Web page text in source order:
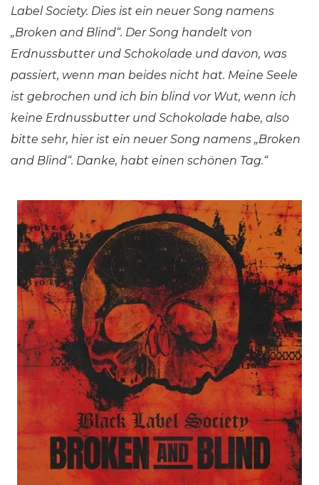
Label Society. Dies ist ein neuer Song namens
„Broken and Blind“. Der Song handelt von
Erdnussbutter und Schokolade und davon, was
passiert, wenn man beides nicht hat. Meine Seele
ist gebrochen und ich bin blind vor Wut, wenn ich
keine Erdnussbutter und Schokolade habe, also
bitte sehr, hier ist ein neuer Song namens „Broken
and Blind“. Danke, habt einen schönen Tag.“